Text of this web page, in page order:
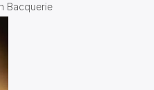
Bacquerie